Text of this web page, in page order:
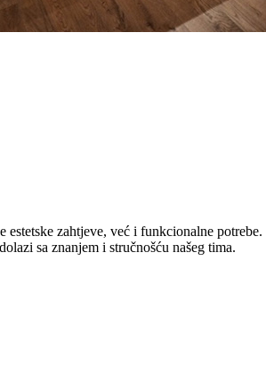
zahtjeve, već i funkcionalne
sa znanjem i stručnošću našeg tima.